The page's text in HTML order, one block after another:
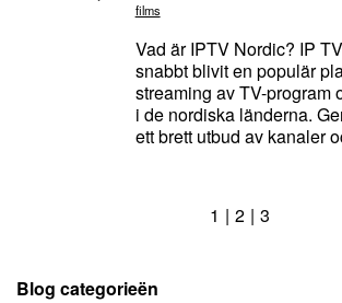
films
Vad är IPTV Nordic? IP
snabbt blivit en populär
streaming av TV-program
i de nordiska länderna.
ett brett utbud av kanaler
1 2 3
Blog categorieën